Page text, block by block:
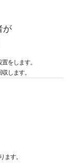
が
をします。
します。
ます。